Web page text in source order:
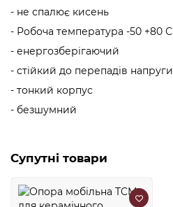
- не спалює кисень
- Робоча температура -50 +80 С
- енергозберігаючий
- стійкий до перепадів напруги
- тонкий корпус
- безшумний
Супутні товари